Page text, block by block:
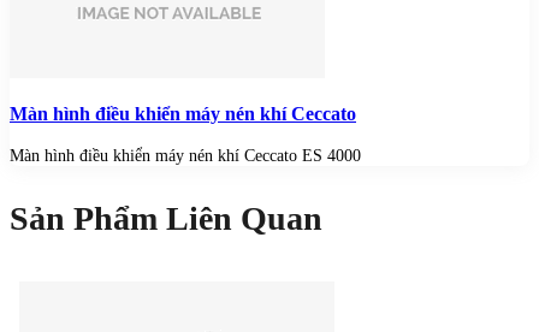
Màn hình điều khiển máy nén khí Ceccato
Màn hình điều khiển máy nén khí Ceccato ES 4000
Sản Phẩm Liên Quan